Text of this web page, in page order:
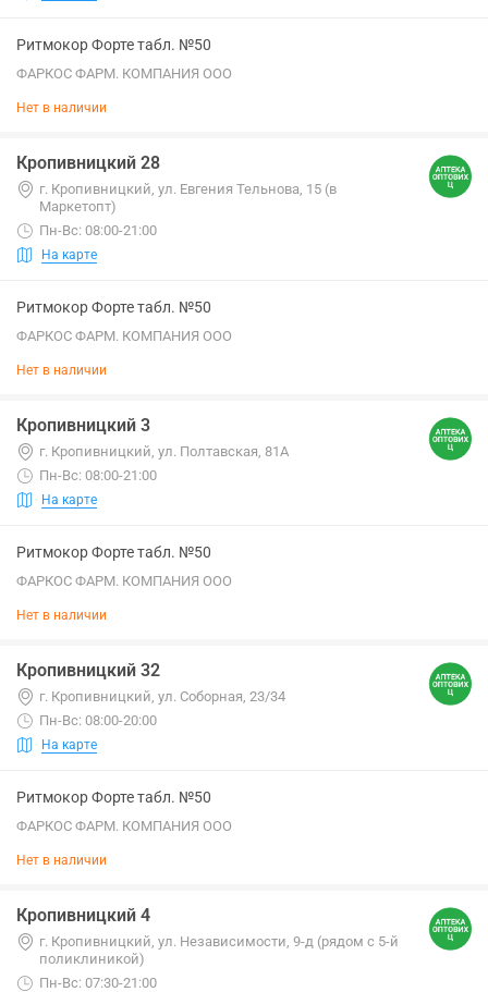
Ритмокор Форте табл. №50
ФАРКОС ФАРМ. КОМПАНИЯ ООО
Нет в наличии
Кропивницкий 28
г. Кропивницкий, ул. Евгения Тельнова, 15 (в
Маркетопт)
Пн-Вс: 08:00-21:00
На карте
Ритмокор Форте табл. №50
ФАРКОС ФАРМ. КОМПАНИЯ ООО
Нет в наличии
Кропивницкий 3
г. Кропивницкий, ул. Полтавская, 81А
Пн-Вс: 08:00-21:00
На карте
Ритмокор Форте табл. №50
ФАРКОС ФАРМ. КОМПАНИЯ ООО
Нет в наличии
Кропивницкий 32
г. Кропивницкий, ул. Соборная, 23/34
Пн-Вс: 08:00-20:00
На карте
Ритмокор Форте табл. №50
ФАРКОС ФАРМ. КОМПАНИЯ ООО
Нет в наличии
Кропивницкий 4
г. Кропивницкий, ул. Независимости, 9-д (рядом с 5-й
поликлиникой)
Пн-Вс: 07:30-21:00